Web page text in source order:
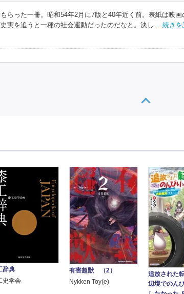
らった一冊。昭和54年2月に7版と40年近く前。表紙は映
実を追うと一種の社会運動だったのだなと。決し …続きを
辞典
史学会
有害超獣 （2）
Nykken Toy(e)
追放された
辺境でのん